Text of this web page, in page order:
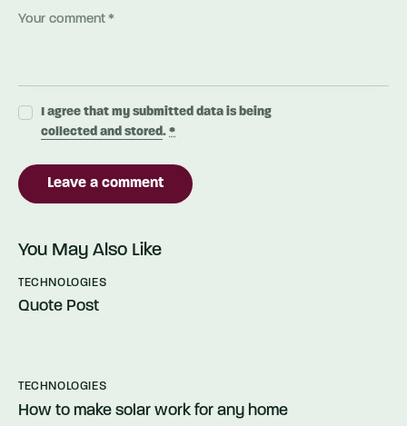
I agree that my submitted data is being
collected and stored.*
You May Also Like
TECHNOLOGIES
Quote Post
TECHNOLOGIES
How to make solar work for any home